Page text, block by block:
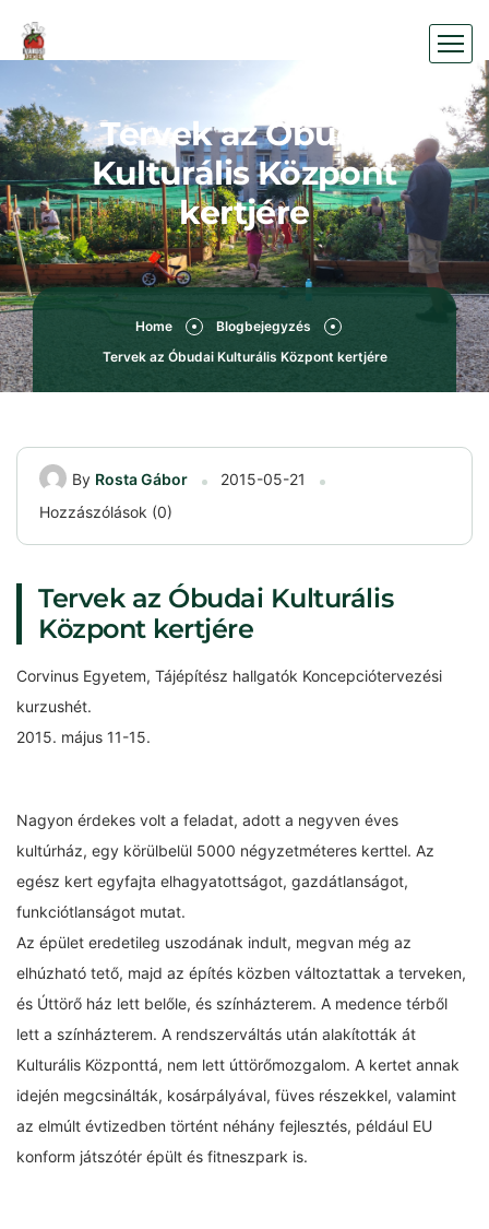
Tervek az Óbudai
Kulturális Központ
kertjére
Home
Blogbejegyzés
Tervek az Óbudai Kulturális Központ kertjére
By Rosta Gábor
2015-05-21
Hozzászólások (0)
Tervek az Óbudai Kulturális
Központ kertjére
Corvinus Egyetem, Tájépítész hallgatók Koncepciótervezési
kurzushét.
2015. május 11-15.
Nagyon érdekes volt a feladat, adott a negyven éves
kultúrház, egy körülbelül 5000 négyzetméteres kerttel. Az
egész kert egyfajta elhagyatottságot, gazdátlanságot,
funkciótlanságot mutat.
Az épület eredetileg uszodának indult, megvan még az
elhúzható tető, majd az építés közben változtattak a terveken,
és Úttörő ház lett belőle, és színházterem. A medence térből
lett a színházterem. A rendszerváltás után alakították át
Kulturális Központtá, nem lett úttörőmozgalom. A kertet annak
idején megcsinálták, kosárpályával, füves részekkel, valamint
az elmúlt évtizedben történt néhány fejlesztés, például EU
konform játszótér épült és fitneszpark is.